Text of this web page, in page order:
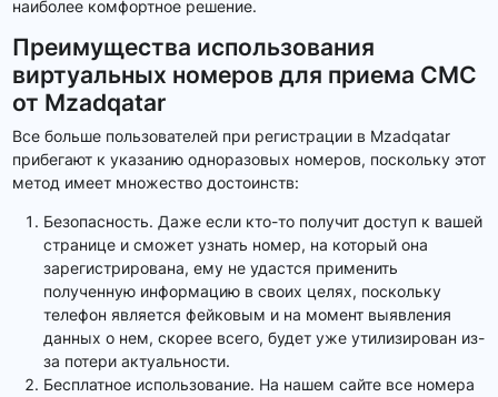
наиболее комфортное решение.
Преимущества использования
виртуальных номеров для приема СМС
от Mzadqatar
Все больше пользователей при регистрации в Mzadqatar
прибегают к указанию одноразовых номеров, поскольку этот
метод имеет множество достоинств:
Безопасность. Даже если кто-то получит доступ к вашей
странице и сможет узнать номер, на который она
зарегистрирована, ему не удастся применить
полученную информацию в своих целях, поскольку
телефон является фейковым и на момент выявления
данных о нем, скорее всего, будет уже утилизирован из-
за потери актуальности.
Бесплатное использование. На нашем сайте все номера